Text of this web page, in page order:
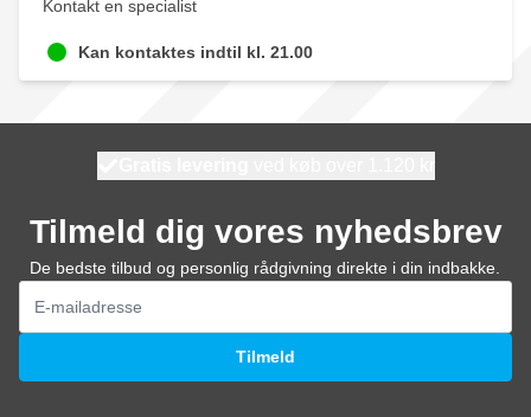
Kontakt en specialist
Kan kontaktes indtil kl. 21.00
Tilmeld dig vores nyhedsbrev
De bedste tilbud og personlig rådgivning direkte i din indbakke.
E-mail adresse
Tilmeld